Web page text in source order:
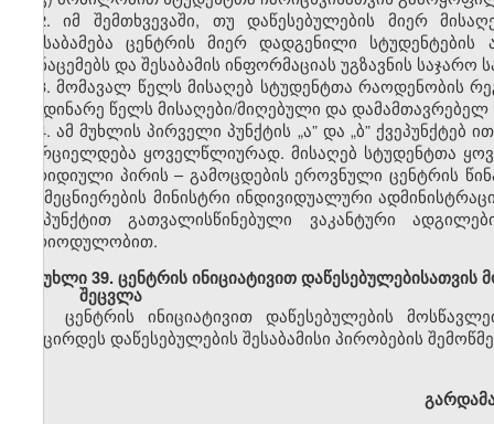
2. იმ შემთხვევაში, თუ დაწესებულების მიერ
შეესაბამება ცენტრის მიერ დადგენილი
მონაცემებს და შესაბამის ინფორმაციას უგზავნის
3. მომავალ წელს მისაღებ სტუდენტთა რაოდენობის
მიმდინარე წელს მისაღები/მიღებული და დამამთავრებელ
4. ამ მუხლის პირველი პუნქტის „ა” და „ბ” ქვეპუნქტებ
ხორციელდება ყოველწლიურად. მისაღებ სტუდენტთა
იურიდიული პირის– გამოცდების ეროვნული ცენტრის
და მეცნიერების მინისტრი ინდივიდუალური
ქვეპუნქტით გათვალისწინებული ვაკანტური
პერიოდულობით.
მუხლი39. ცენტრის ინიციატივით
შეცვლა
ცენტრის ინიციატივით დაწესებულების
შემცირდეს დაწესებულების შესაბამისი პირობების